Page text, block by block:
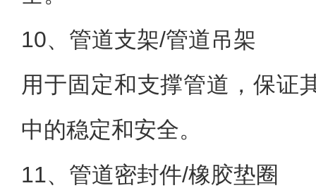
10、管道支架/管道吊架
用于固定和支撑管道，保证
中的稳定和安全。
11、管道密封件/橡胶垫圈